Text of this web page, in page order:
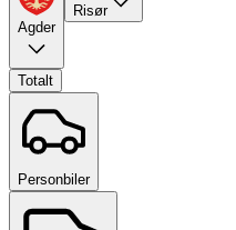
Agder
Risør
Totalt
Personbiler